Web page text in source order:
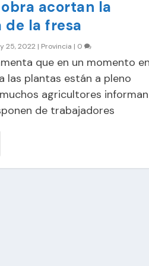
acortan la
de la fresa
25, 2022 | Provincia | 0
que en un momento
las plantas están a pleno
agricultores informan
de trabajadores